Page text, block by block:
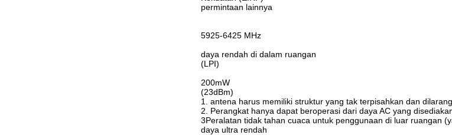
permintaan lainnya
5925-6425 MHz
daya rendah di dalam ruangan
(LPI)
200mW
(23dBm)
1. antena harus memiliki struktur yang tak terpisahkan dan
2. Perangkat hanya dapat beroperasi dari daya AC yang
3Peralatan tidak tahan cuaca untuk penggunaan di luar ruangan
daya ultra rendah